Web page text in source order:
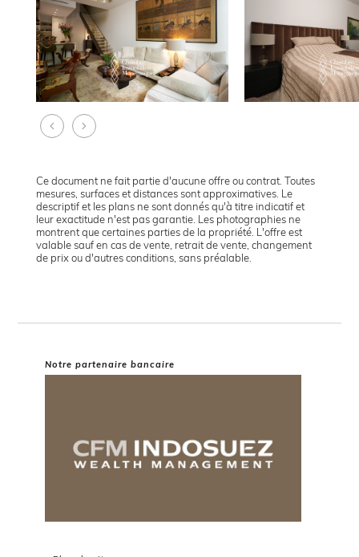
Ce document ne fait partie d'aucune offre ou contrat. Toutes
mesures, surfaces et distances sont approximatives. Le
descriptif et les plans ne sont donnés qu'à titre indicatif et
leur exactitude n'est pas garantie. Les photographies ne
montrent que certaines parties de la propriété. L'offre est
valable sauf en cas de vente, retrait de vente, changement
de prix ou d'autres conditions, sans préalable.
Notre partenaire bancaire